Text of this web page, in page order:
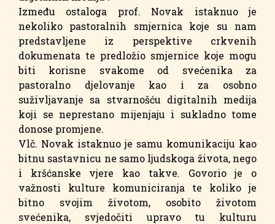
Između ostaloga prof. Novak istaknuo je
nekoliko pastoralnih smjernica koje su nam
predstavljene iz perspektive crkvenih
dokumenata te predložio smjernice koje mogu
biti korisne svakome od svećenika za
pastoralno djelovanje kao i za osobno
suživljavanje sa stvarnošću digitalnih medija
koji se neprestano mijenjaju i sukladno tome
donose promjene.
Vlč. Novak istaknuo je samu komunikaciju kao
bitnu sastavnicu ne samo ljudskoga života, nego
i kršćanske vjere kao takve. Govorio je o
važnosti kulture komuniciranja te koliko je
bitno svojim životom, osobito životom
svećenika, svjedočiti upravo tu kulturu